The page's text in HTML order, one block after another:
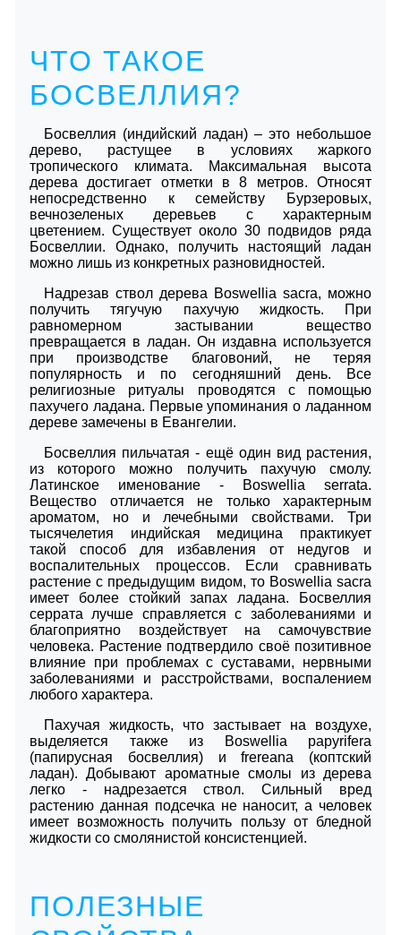
ЧТО ТАКОЕ
БОСВЕЛЛИЯ?
Босвеллия (индийский ладан) – это небольшое
дерево, растущее в условиях жаркого
тропического климата. Максимальная высота
дерева достигает отметки в 8 метров. Относят
непосредственно к семейству Бурзеровых,
вечнозеленых деревьев с характерным
цветением. Существует около 30 подвидов ряда
Босвеллии. Однако, получить настоящий ладан
можно лишь из конкретных разновидностей.
Надрезав ствол дерева Boswellia sacra, можно
получить тягучую пахучую жидкость. При
равномерном застывании вещество
превращается в ладан. Он издавна используется
при производстве благовоний, не теряя
популярность и по сегодняшний день. Все
религиозные ритуалы проводятся с помощью
пахучего ладана. Первые упоминания о ладанном
дереве замечены в Евангелии.
Босвеллия пильчатая - ещё один вид растения,
из которого можно получить пахучую смолу.
Латинское именование - Boswellia serrata.
Вещество отличается не только характерным
ароматом, но и лечебными свойствами. Три
тысячелетия индийская медицина практикует
такой способ для избавления от недугов и
воспалительных процессов. Если сравнивать
растение с предыдущим видом, то Boswellia sacra
имеет более стойкий запах ладана. Босвеллия
серрата лучше справляется с заболеваниями и
благоприятно воздействует на самочувствие
человека. Растение подтвердило своё позитивное
влияние при проблемах с суставами, нервными
заболеваниями и расстройствами, воспалением
любого характера.
Пахучая жидкость, что застывает на воздухе,
выделяется также из Boswellia papyrifera
(папирусная босвеллия) и frereana (коптский
ладан). Добывают ароматные смолы из дерева
легко - надрезается ствол. Сильный вред
растению данная подсечка не наносит, а человек
имеет возможность получить пользу от бледной
жидкости со смолянистой консистенцией.
ПОЛЕЗНЫЕ